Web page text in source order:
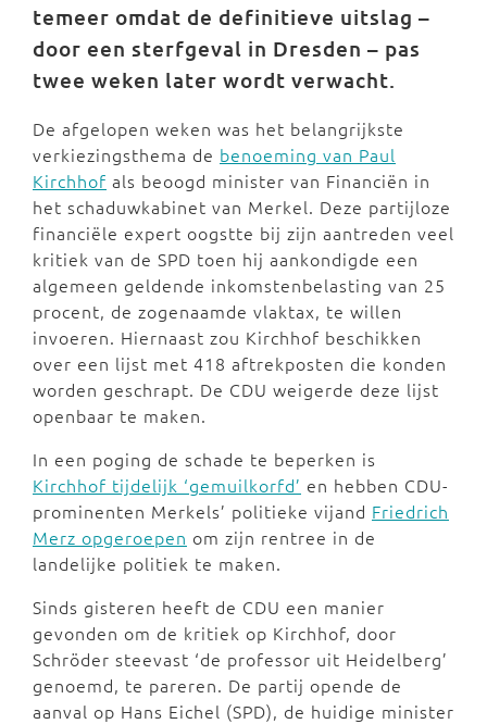
temeer omdat de definitieve uitslag –
door een sterfgeval in Dresden – pas
twee weken later wordt verwacht.
De afgelopen weken was het belangrijkste
verkiezingsthema de benoeming van Paul
Kirchhof als beoogd minister van Financiën in
het schaduwkabinet van Merkel. Deze partijloze
financiële expert oogstte bij zijn aantreden veel
kritiek van de SPD toen hij aankondigde een
algemeen geldende inkomstenbelasting van 25
procent, de zogenaamde vlaktax, te willen
invoeren. Hiernaast zou Kirchhof beschikken
over een lijst met 418 aftrekposten die konden
worden geschrapt. De CDU weigerde deze lijst
openbaar te maken.
In een poging de schade te beperken is
Kirchhof tijdelijk ‘gemuilkorfd’ en hebben CDU-
prominenten Merkels’ politieke vijand Friedrich
Merz opgeroepen om zijn rentree in de
landelijke politiek te maken.
Sinds gisteren heeft de CDU een manier
gevonden om de kritiek op Kirchhof, door
Schröder steevast ‘de professor uit Heidelberg’
genoemd, te pareren. De partij opende de
aanval op Hans Eichel (SPD), de huidige minister